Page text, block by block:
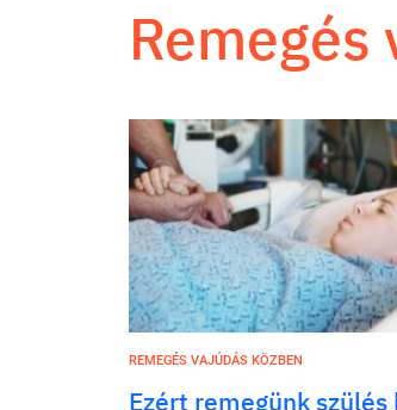
REMEGÉS VAJÚDÁS KÖZBEN
Ezért remegünk szülés